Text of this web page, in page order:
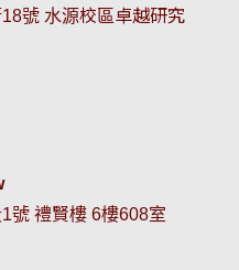
號 水源校區卓越研究
號 禮賢樓 6樓608室